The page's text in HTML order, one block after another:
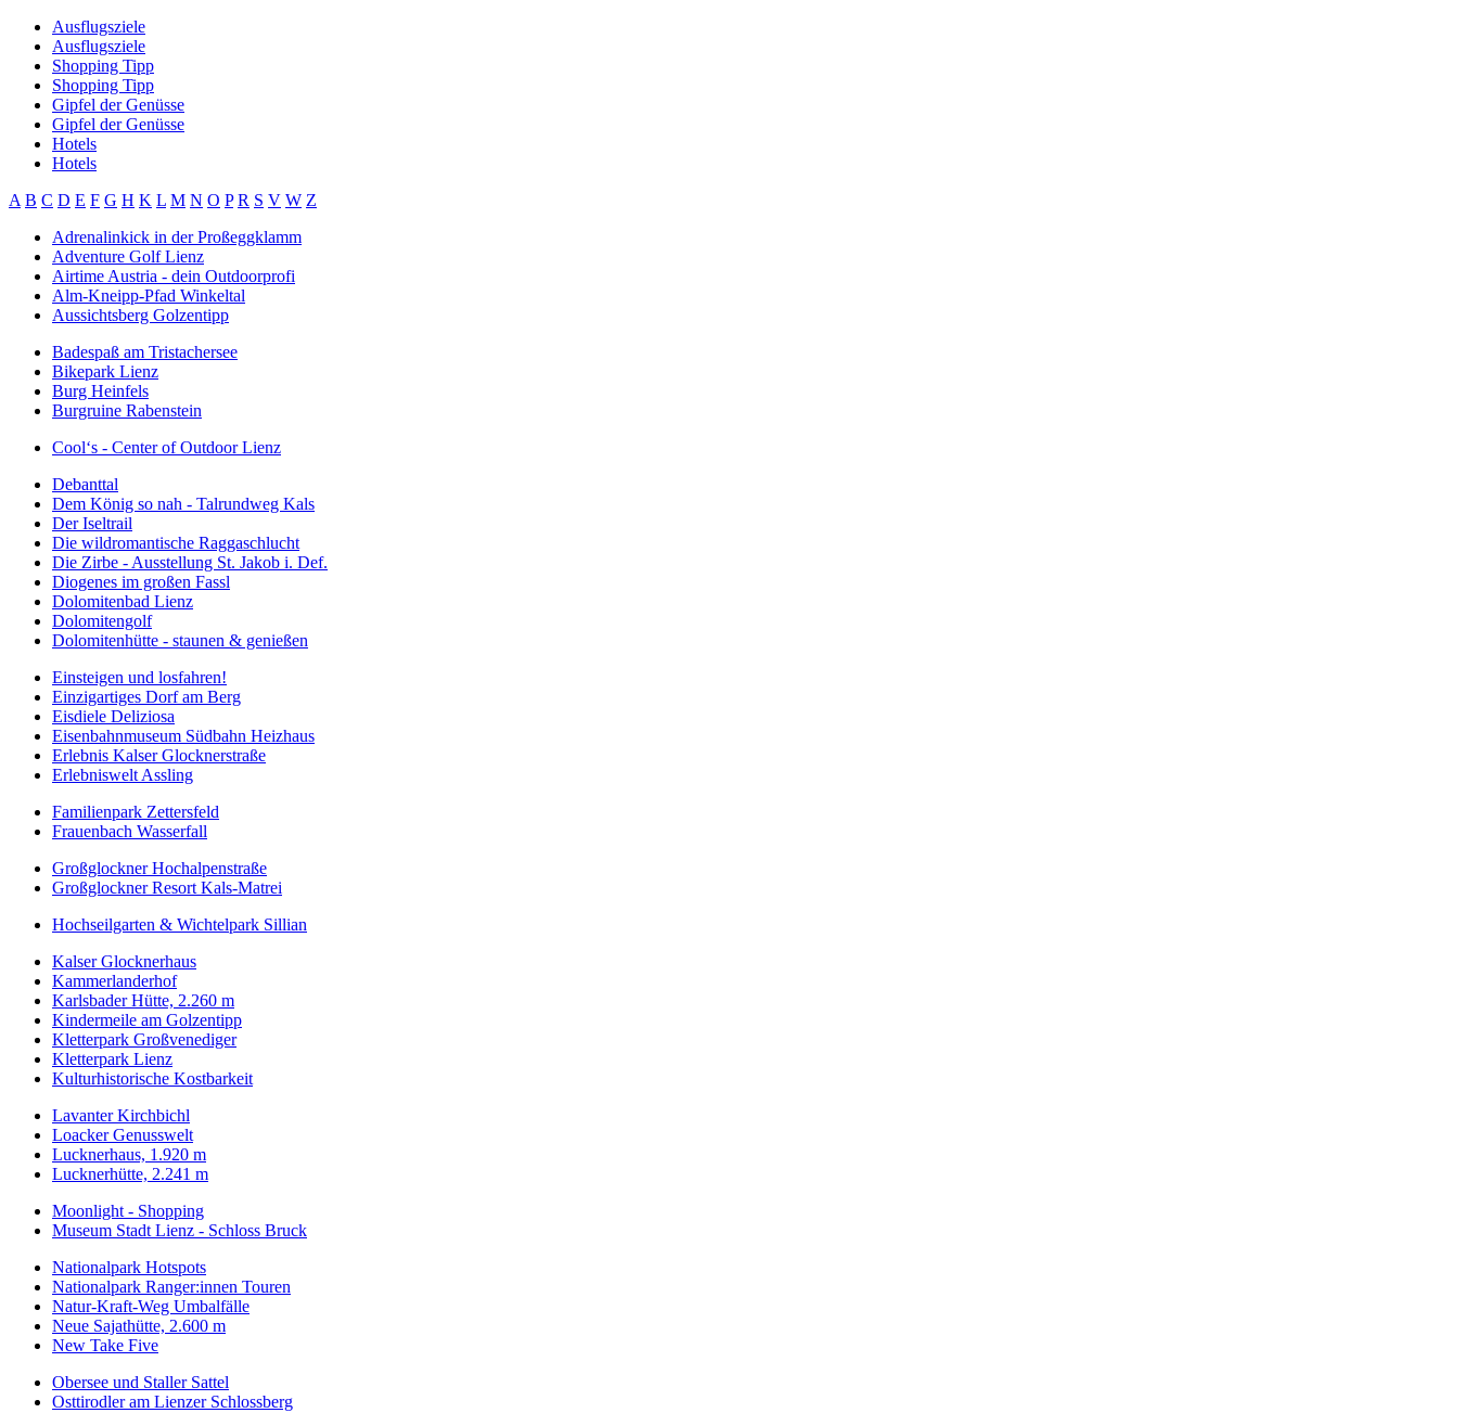
Ausflugsziele
Ausflugsziele
Shopping Tipp
Shopping Tipp
Gipfel der Genüsse
Gipfel der Genüsse
Hotels
Hotels
A B C D E F G H K L M N O P R S V W Z
Adrenalinkick in der Proßeggklamm
Adventure Golf Lienz
Airtime Austria - dein Outdoorprofi
Alm-Kneipp-Pfad Winkeltal
Aussichtsberg Golzentipp
Badespaß am Tristachersee
Bikepark Lienz
Burg Heinfels
Burgruine Rabenstein
Cool‘s - Center of Outdoor Lienz
Debanttal
Dem König so nah - Talrundweg Kals
Der Iseltrail
Die wildromantische Raggaschlucht
Die Zirbe - Ausstellung St. Jakob i. Def.
Diogenes im großen Fassl
Dolomitenbad Lienz
Dolomitengolf
Dolomitenhütte - staunen & genießen
Einsteigen und losfahren!
Einzigartiges Dorf am Berg
Eisdiele Deliziosa
Eisenbahnmuseum Südbahn Heizhaus
Erlebnis Kalser Glocknerstraße
Erlebniswelt Assling
Familienpark Zettersfeld
Frauenbach Wasserfall
Großglockner Hochalpenstraße
Großglockner Resort Kals-Matrei
Hochseilgarten & Wichtelpark Sillian
Kalser Glocknerhaus
Kammerlanderhof
Karlsbader Hütte, 2.260 m
Kindermeile am Golzentipp
Kletterpark Großvenediger
Kletterpark Lienz
Kulturhistorische Kostbarkeit
Lavanter Kirchbichl
Loacker Genusswelt
Lucknerhaus, 1.920 m
Lucknerhütte, 2.241 m
Moonlight - Shopping
Museum Stadt Lienz - Schloss Bruck
Nationalpark Hotspots
Nationalpark Ranger:innen Touren
Natur-Kraft-Weg Umbalfälle
Neue Sajathütte, 2.600 m
New Take Five
Obersee und Staller Sattel
Osttirodler am Lienzer Schlossberg